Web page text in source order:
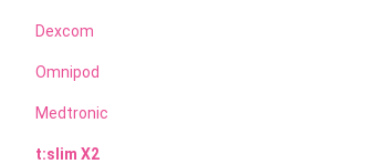
Dexcom
Omnipod
Medtronic
t:slim X2